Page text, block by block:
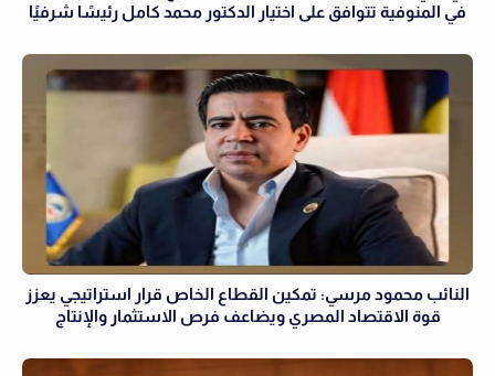
في المنوفية تتوافق على اختيار الدكتور محمد كامل رئيسًا شرفيًا
النائب محمود مرسي: تمكين القطاع الخاص قرار استراتيجي يعزز
قوة الاقتصاد المصري ويضاعف فرص الاستثمار والإنتاج